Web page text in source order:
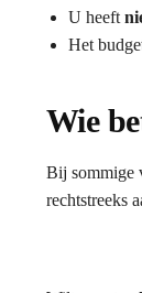
U heeft
Het
Wie
Bij sommige
rechtstreeks